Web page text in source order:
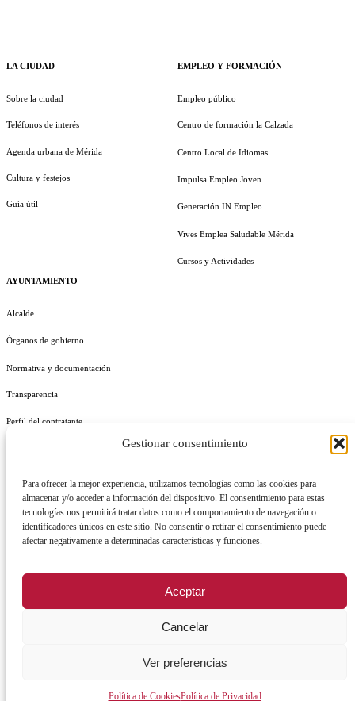
Gestionar consentimiento
Para ofrecer la mejor experiencia, utilizamos tecnologías como las cookies para
almacenar y/o acceder a información del dispositivo. El consentimiento para estas
tecnologías nos permitirá tratar datos como el comportamiento de navegación o
identificadores únicos en este sitio. No consentir o retirar el consentimiento puede
afectar negativamente a determinadas características y funciones.
Aceptar
Cancelar
Ver preferencias
Política de CookiesPolítica de Privacidad
LA CIUDAD
Sobre la ciudad
Teléfonos de interés
Agenda urbana de Mérida
Cultura y festejos
Guía útil
AYUNTAMIENTO
Alcalde
Órganos de gobierno
Normativa y documentación
Transparencia
Perfil del contratante
EMPLEO Y FORMACIÓN
Empleo público
Centro de formación la Calzada
Centro Local de Idiomas
Impulsa Empleo Joven
Generación IN Empleo
Vives Emplea Saludable Mérida
Cursos y Actividades
REGISTRO DE ACTIVIDADES DE TRATAMIENTO